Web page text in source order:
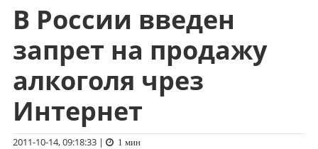
Перейти
содержимому
В России введен
запрет на продажу
алкоголя чрез
Интернет
2011-10-14, 09:18:33| 1 мин